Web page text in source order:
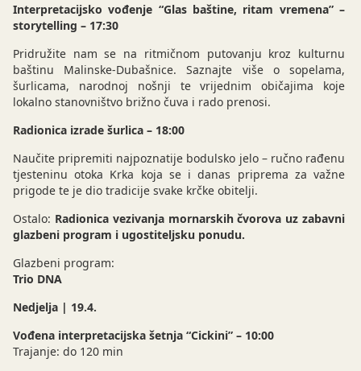
Interpretacijsko vođenje “Glas baštine, ritam vremena” –
storytelling – 17:30
Pridružite nam se na ritmičnom putovanju kroz kulturnu
baštinu Malinske-Dubašnice. Saznajte više o sopelama,
šurlicama, narodnoj nošnji te vrijednim običajima koje
lokalno stanovništvo brižno čuva i rado prenosi.
Radionica izrade šurlica – 18:00
Naučite pripremiti najpoznatije bodulsko jelo – ručno rađenu
tjesteninu otoka Krka koja se i danas priprema za važne
prigode te je dio tradicije svake krčke obitelji.
Ostalo: Radionica vezivanja mornarskih čvorova uz zabavni
glazbeni program i ugostiteljsku ponudu.
Glazbeni program:
Trio DNA
Nedjelja | 19.4.
Vođena interpretacijska šetnja “Cickini” – 10:00
Trajanje: do 120 min